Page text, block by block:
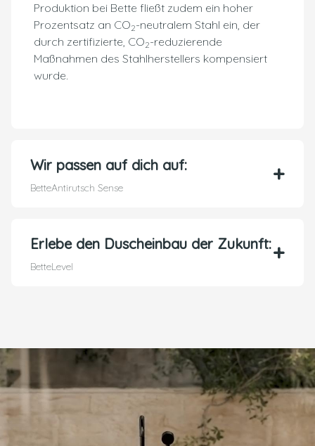
Produktion bei Bette fließt zudem ein hoher
Prozentsatz an CO2-neutralem Stahl ein, der
durch zertifizierte, CO2-reduzierende
Maßnahmen des Stahlherstellers kompensiert
wurde.
Wir passen auf dich auf:
BetteAntirutsch Sense
Erlebe den Duscheinbau der Zukunft:
BetteLevel